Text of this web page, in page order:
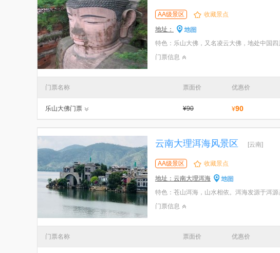
AA级景区 收藏景点
地址：
门票信息
门票名称 票面价 优惠价
乐山大佛门票 ¥90 ¥90
云南大理洱海风景区 [云南]
AA级景区 收藏景点
地址：云南大理洱海
门票信息
门票名称 票面价 优惠价